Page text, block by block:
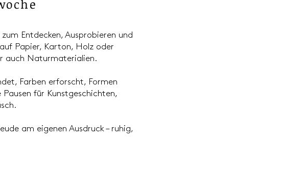
Entdecken, Ausprobieren und
Papier, Karton, Holz oder
auch Naturmaterialien.
Farben erforscht, Formen
für Kunstgeschichten,
am eigenen Ausdruck – ruhig,